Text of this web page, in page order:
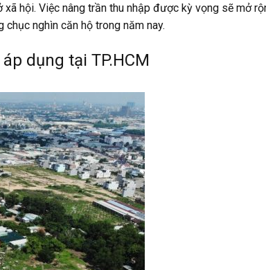
hội. Việc nâng trần thu nhập được kỳ vọng sẽ mở
nghìn căn hộ trong năm nay.
dụng tại TP.HCM